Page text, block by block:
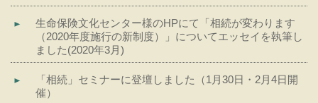
生命保険文化センター様のHPにて「相続が変わります
（2020年度施行の新制度）」についてエッセイを執筆し
ました(2020年3月)
「相続」セミナーに登壇しました（1月30日・2月4日開
催）